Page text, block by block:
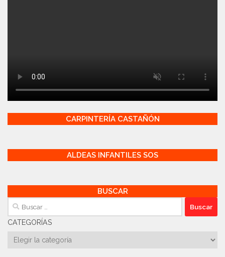
CARPINTERÍA CASTAÑÓN
ALDEAS INFANTILES SOS
BUSCAR
Buscar:
CATEGORÍAS
Categorías